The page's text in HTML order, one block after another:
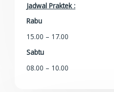
Jadwal Praktek :
Rabu
15.00 – 17.00
Sabtu
08.00 – 10.00